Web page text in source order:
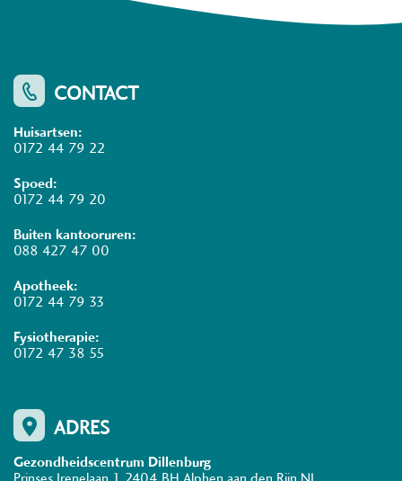
CONTACT
Huisartsen:
0172 44 79 22
Spoed:
0172 44 79 20
Buiten kantooruren:
088 427 47 00
Apotheek:
0172 44 79 33
Fysiotherapie:
0172 47 38 55
ADRES
Gezondheidscentrum Dillenburg